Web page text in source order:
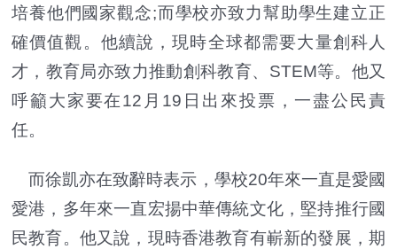
培養他們國家觀念;而學校亦致力幫助學生建立正
確價值觀。他續說，現時全球都需要大量創科人
才，教育局亦致力推動創科教育、STEM等。他又
呼籲大家要在12月19日出來投票，一盡公民責
任。
而徐凱亦在致辭時表示，學校20年來一直是愛國
愛港，多年來一直宏揚中華傳統文化，堅持推行國
民教育。他又說，現時香港教育有嶄新的發展，期